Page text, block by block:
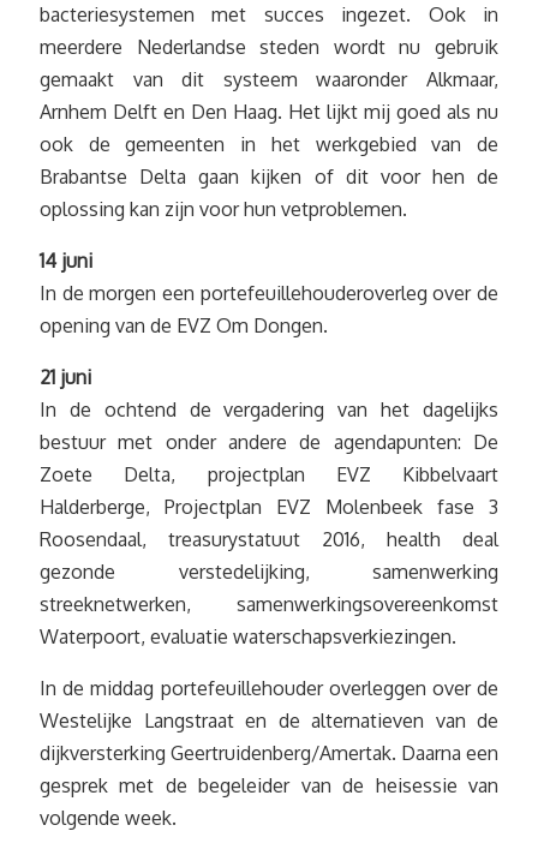
bacteriesystemen met succes ingezet. Ook in
meerdere Nederlandse steden wordt nu gebruik
gemaakt van dit systeem waaronder Alkmaar,
Arnhem Delft en Den Haag. Het lijkt mij goed als nu
ook de gemeenten in het werkgebied van de
Brabantse Delta gaan kijken of dit voor hen de
oplossing kan zijn voor hun vetproblemen.
14 juni
In de morgen een portefeuillehouderoverleg over de
opening van de EVZ Om Dongen.
21 juni
In de ochtend de vergadering van het dagelijks
bestuur met onder andere de agendapunten: De
Zoete Delta, projectplan EVZ Kibbelvaart
Halderberge, Projectplan EVZ Molenbeek fase 3
Roosendaal, treasurystatuut 2016, health deal
gezonde verstedelijking, samenwerking
streeknetwerken, samenwerkingsovereenkomst
Waterpoort, evaluatie waterschapsverkiezingen.
In de middag portefeuillehouder overleggen over de
Westelijke Langstraat en de alternatieven van de
dijkversterking Geertruidenberg/Amertak. Daarna een
gesprek met de begeleider van de heisessie van
volgende week.